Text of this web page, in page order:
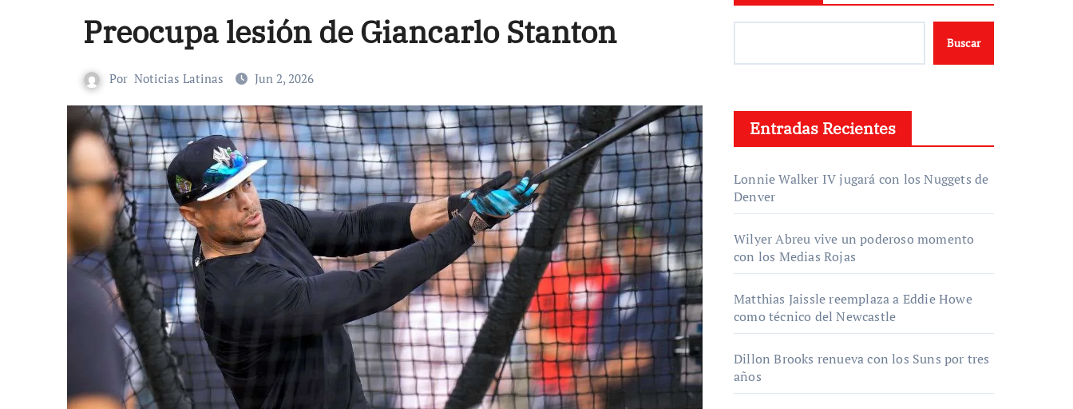
Preocupa lesión de Giancarlo Stanton
Por Noticias Latinas Jun 2, 2026
Buscar
Entradas Recientes
Lonnie Walker IV jugará con los Nuggets de
Denver
Wilyer Abreu vive un poderoso momento
con los Medias Rojas
Matthias Jaissle reemplaza a Eddie Howe
como técnico del Newcastle
Dillon Brooks renueva con los Suns por tres
años